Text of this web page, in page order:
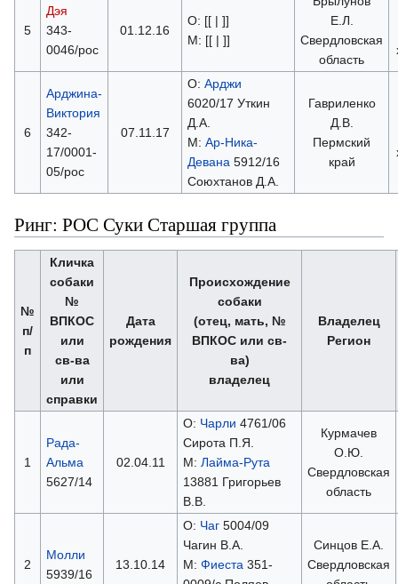
5
Дэя
343-
0046/рос
01.12.16
О: [[ | ]]
М: [[ | ]]
Е.Л.
Свердловская
область
6
Арджина-
Виктория
342-
17/0001-
05/рос
07.11.17
О: Арджи
6020/17 Уткин
Д.А.
М: Ар-Ника-
Девана 5912/16
Союхтанов Д.А.
Гавриленко
Д.В.
Пермский
край
Ринг: РОС Суки Старшая группа
№
п/
п
Кличка
собаки
№
ВПКОС
или
св-ва
или
справки
Дата
рождения
Происхождение
собаки
(отец, мать, №
ВПКОС или св-
ва)
владелец
Владелец
Регион
1
Рада-
Альма
5627/14
02.04.11
О: Чарли 4761/06
Сирота П.Я.
М: Лайма-Рута
13881 Григорьев
В.В.
Курмачев
О.Ю.
Свердловская
область
2
Молли
5939/16
13.10.14
О: Чаг5004/09
Чагин В.А.
М: Фиеста 351-
Синцов Е.А.
Свердловская